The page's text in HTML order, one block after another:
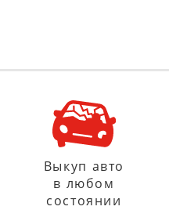
Выкуп авто
в любом
состоянии